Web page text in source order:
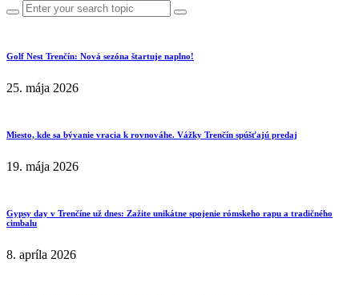
Golf Nest Trenčín: Nová sezóna štartuje naplno!
25. mája 2026
Miesto, kde sa bývanie vracia k rovnováhe. Vážky Trenčín spúšťajú predaj
19. mája 2026
Gypsy day v Trenčíne už dnes: Zažite unikátne spojenie rómskeho rapu a tradičného
cimbalu
8. apríla 2026